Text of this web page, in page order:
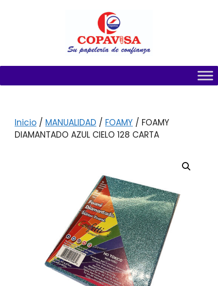
Inicio / MANUALIDAD / FOAMY / FOAMY
DIAMANTADO AZUL CIELO 128 CARTA